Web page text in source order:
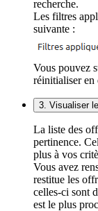
recherche.
Les filtres
suivante :
Vous pouvez
réinitialiser en
3. Visualiser
La liste des
pertinence.
plus à vos
Vous avez
restitue les
celles-ci sont
est le plus